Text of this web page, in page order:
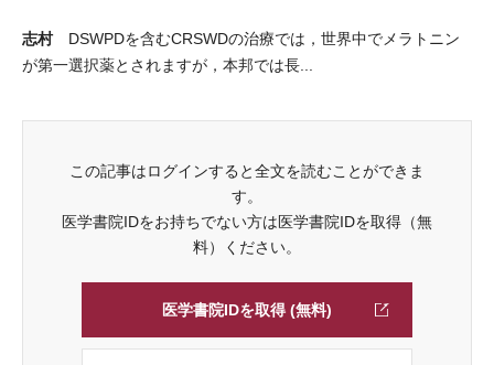
志村DSWPDを含むCRSWDの治療では，世界中でメラトニン
が第一選択薬とされますが，本邦では長...
この記事はログインすると全文を読むことができま
す。
医学書院IDをお持ちでない方は医学書院IDを取得（無
料）ください。
医学書院IDを取得 (無料)